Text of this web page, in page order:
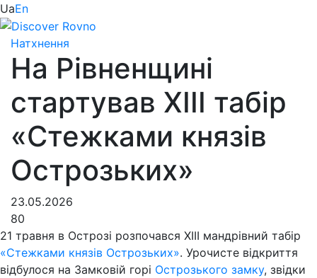
UaEn
Натхнення
На Рівненщині
стартував XIII табір
«Стежками князів
Острозьких»
23.05.2026
80
21 травня в Острозі розпочався XIII мандрівний табір
«Стежками князів Острозьких». Урочисте відкриття
відбулося на Замковій горі Острозького замку, звідки